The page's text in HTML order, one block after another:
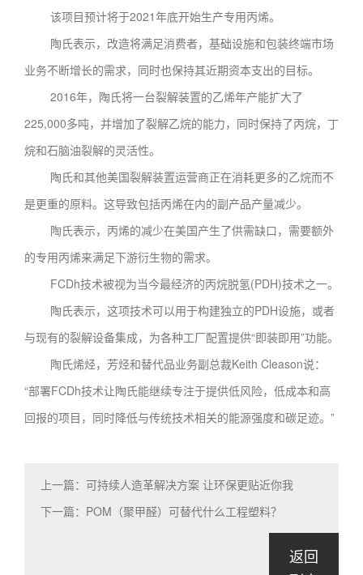
该项目预计将于2021年底开始生产专用丙烯。
陶氏表示，改造将满足消费者，基础设施和包装终端市场
业务不断增长的需求，同时也保持其近期资本支出的目标。
2016年，陶氏将一台裂解装置的乙烯年产能扩大了
225,000多吨，并增加了裂解乙烷的能力，同时保持了丙烷，丁
烷和石脑油裂解的灵活性。
陶氏和其他美国裂解装置运营商正在消耗更多的乙烷而不
是更重的原料。这导致包括丙烯在内的副产品产量减少。
陶氏表示，丙烯的减少在美国产生了供需缺口，需要额外
的专用丙烯来满足下游衍生物的需求。
FCDh技术被视为当今最经济的丙烷脱氢(PDH)技术之一。
陶氏表示，这项技术可以用于构建独立的PDH设施，或者
与现有的裂解设备集成，为各种工厂配置提供“即装即用”功能。
陶氏烯烃，芳烃和替代品业务副总裁Keith Cleason说：
“部署FCDh技术让陶氏能继续专注于提供低风险，低成本和高
回报的项目，同时降低与传统技术相关的能源强度和碳足迹。”
上一篇：可持续人造革解决方案 让环保更贴近你我
下一篇：POM（聚甲醛）可替代什么工程塑料？
返回